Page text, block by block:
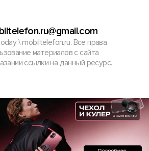
\ mobiltelefon.ru. Все права
материалов с сайта
ссылки на данный ресурс.